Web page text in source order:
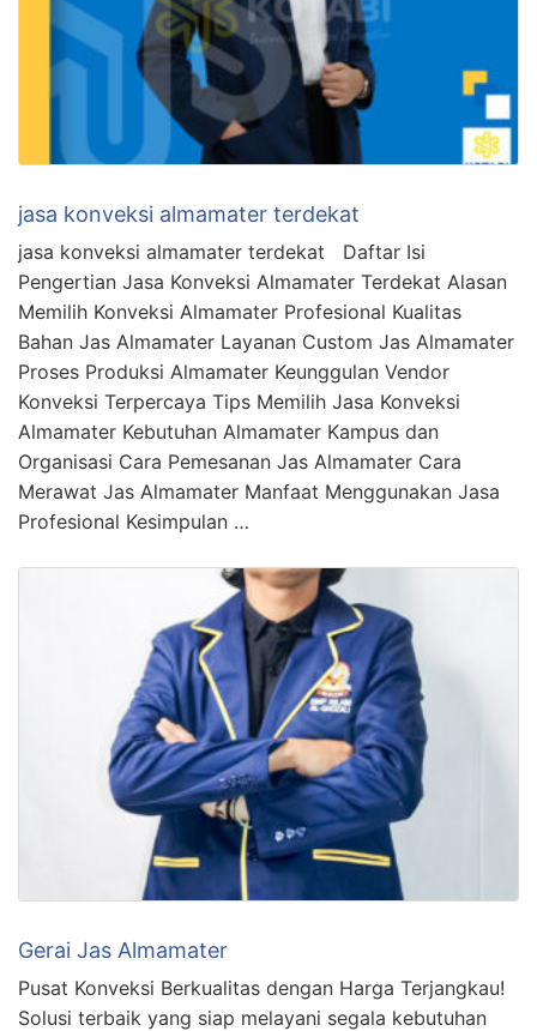
jasa konveksi almamater terdekat
jasa konveksi almamater terdekat Daftar Isi
Pengertian Jasa Konveksi Almamater Terdekat Alasan
Memilih Konveksi Almamater Profesional Kualitas
Bahan Jas Almamater Layanan Custom Jas Almamater
Proses Produksi Almamater Keunggulan Vendor
Konveksi Terpercaya Tips Memilih Jasa Konveksi
Almamater Kebutuhan Almamater Kampus dan
Organisasi Cara Pemesanan Jas Almamater Cara
Merawat Jas Almamater Manfaat Menggunakan Jasa
Profesional Kesimpulan …
Gerai Jas Almamater
Pusat Konveksi Berkualitas dengan Harga Terjangkau!
Solusi terbaik yang siap melayani segala kebutuhan